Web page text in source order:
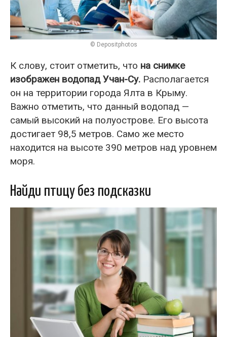
© Depositphotos
К слову, стоит отметить, что на снимке
изображен водопад Учан-Су. Располагается
он на территории города Ялта в Крыму.
Важно отметить, что данный водопад —
самый высокий на полуострове. Его высота
достигает 98,5 метров. Само же место
находится на высоте 390 метров над уровнем
моря.
Найди птицу без подсказки